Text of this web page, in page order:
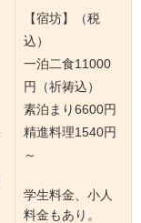
【宿坊】（税
込）
一泊二食11000
円（祈祷込）
素泊まり6600円
精進料理1540円
～
学生料金、小人
料金もあり。